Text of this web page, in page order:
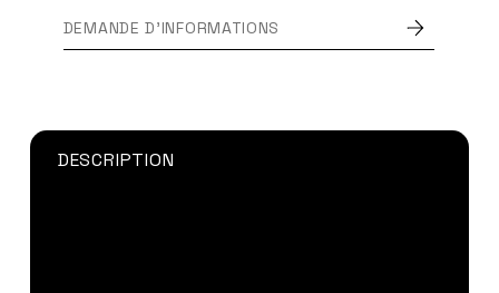
DEMANDE D'INFORMATIONS
DESCRIPTION